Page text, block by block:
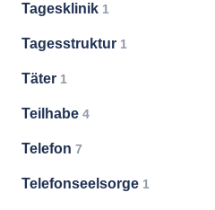
Tagesklinik 1
Tagesstruktur 1
Täter 1
Teilhabe 4
Telefon 7
Telefonseelsorge 1